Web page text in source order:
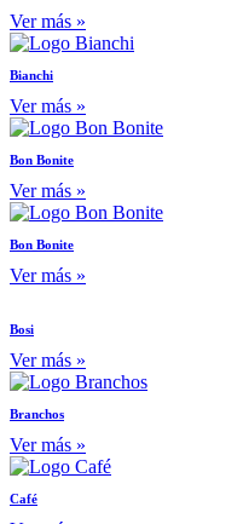
Ver más »
Bianchi
Ver más »
Bon Bonite
Ver más »
Bon Bonite
Ver más »
Bosi
Ver más »
Branchos
Ver más »
Café